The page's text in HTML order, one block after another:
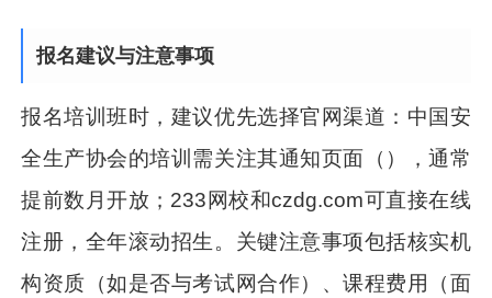
报名建议与注意事项
报名培训班时，建议优先选择官网渠道：中国安
全生产协会的培训需关注其通知页面（），通常
提前数月开放；233网校和czdg.com可直接在线
注册，全年滚动招生。关键注意事项包括核实机
构资质（如是否与考试网合作）、课程费用（面